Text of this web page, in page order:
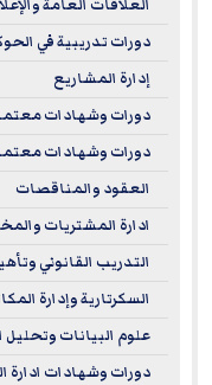
Training Courses?
game? Here's
is a smart move:
qualifications
you've trained
standards.
arm you with
performance,
decisions.
The focus
العلاقات العامة
دورات تدريبية في
إدارة المشاريع
دورات وشهادات
دورات وشهادات
العقود والمناقصات
ادارة المشتريات
التدريب القانوني
السكرتارية وإدارة
علوم البيانات وتحليل
دورات وشهادات ادارة